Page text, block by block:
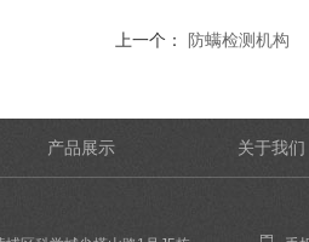
上一个： 防螨检测机构
产品展示 关于我们